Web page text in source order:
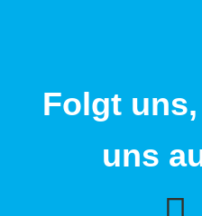
Folgt
uns